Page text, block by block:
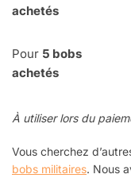
achetés
Pour 5 bobs
achetés
À utiliser lors du
Vous cherchez
bobs militaires. Nous